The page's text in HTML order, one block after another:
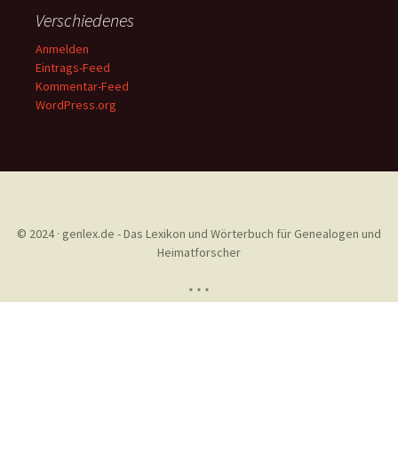
Verschiedenes
Anmelden
Eintrags-Feed
Kommentar-Feed
WordPress.org
© 2024 · genlex.de - Das Lexikon und Wörterbuch für Genealogen und
Heimatforscher
* * *